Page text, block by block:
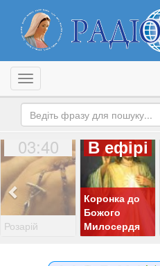
Toggle navigation
03:40
Розарій
В ефірі
Коронка до
Божого
Милосердя